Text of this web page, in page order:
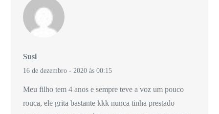
Susi
16 de dezembro - 2020 às 00:15
Meu filho tem 4 anos e sempre teve a voz um pouco
rouca, ele grita bastante kkk nunca tinha prestado